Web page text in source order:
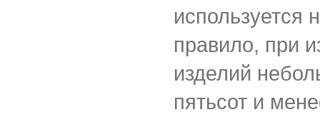
используется
правило, при
изделий
пятьсот и